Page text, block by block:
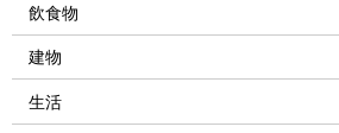
飲食物
建物
生活